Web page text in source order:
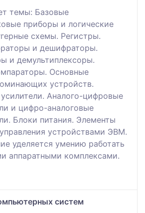
темы: Базовые
приборы и логические
схемы. Регистры.
и дешифраторы.
и демультиплексоры.
Основные
устройств.
Аналого-цифровые
и цифро-аналоговые
Блоки питания. Элементы
устройствами ЭВМ.
уделяется умению работать
аппаратными комплексами.
систем